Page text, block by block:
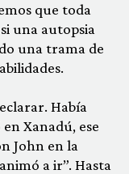
que toda
una autopsia
una trama de
Había
Xanadú, ese
John en la
a ir”. Hasta